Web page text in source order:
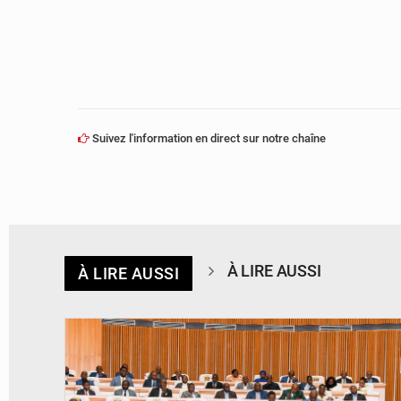
Suivez l'information en direct sur notre chaîne
À LIRE AUSSI À LIRE AUSSI